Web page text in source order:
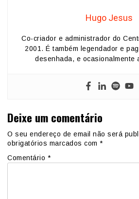
Hugo Jesus
Co-criador e administrador do
2001. É também legendador e
desenhada, e ocasionalmente
Deixe um comentário
O seu endereço de email não será
obrigatórios marcados com *
Comentário *